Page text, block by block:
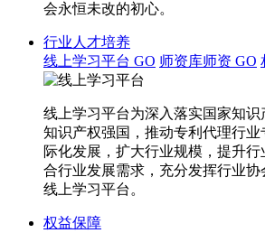
会永恒未改的初心。
行业人才培养
线上学习平台 GO 师资库师资 GO
线上学习平台为深入落实国家知
知识产权强国，推动专利代理行业
际化发展，扩大行业规模，提升
合行业发展需求，充分发挥行业
线上学习平台。
权益保障